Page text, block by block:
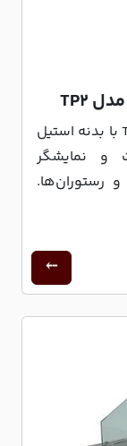
تاپینگ پیتزا 8 لگن درب دار BT مدل TP2 با بدنه استیل
و نمایشگر
رستوران‌ها.